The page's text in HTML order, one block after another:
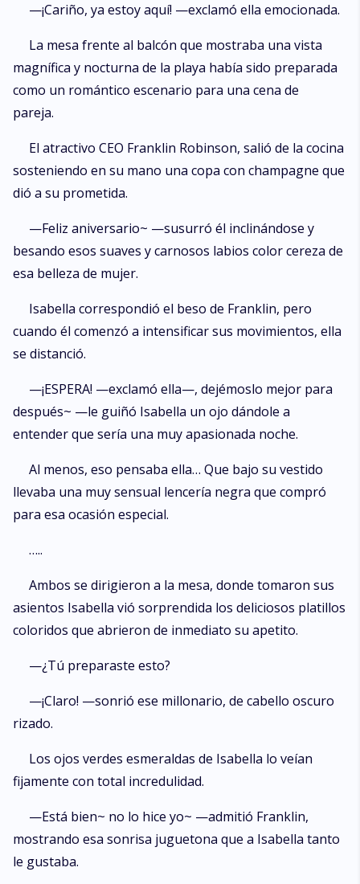
—¡Cariño, ya estoy aquí! —exclamó ella emocionada.
La mesa frente al balcón que mostraba una vista
magnífica y nocturna de la playa había sido preparada
como un romántico escenario para una cena de
pareja.
El atractivo CEO Franklin Robinson, salió de la cocina
sosteniendo en su mano una copa con champagne que
dió a su prometida.
—Feliz aniversario~ —susurró él inclinándose y
besando esos suaves y carnosos labios color cereza de
esa belleza de mujer.
Isabella correspondió el beso de Franklin, pero
cuando él comenzó a intensificar sus movimientos, ella
se distanció.
—¡ESPERA! —exclamó ella—, dejémoslo mejor para
después~ —le guiñó Isabella un ojo dándole a
entender que sería una muy apasionada noche.
Al menos, eso pensaba ella… Que bajo su vestido
llevaba una muy sensual lencería negra que compró
para esa ocasión especial.
…..
Ambos se dirigieron a la mesa, donde tomaron sus
asientos Isabella vió sorprendida los deliciosos platillos
coloridos que abrieron de inmediato su apetito.
—¿Tú preparaste esto?
—¡Claro! —sonrió ese millonario, de cabello oscuro
rizado.
Los ojos verdes esmeraldas de Isabella lo veían
fijamente con total incredulidad.
—Está bien~ no lo hice yo~ —admitió Franklin,
mostrando esa sonrisa juguetona que a Isabella tanto
le gustaba.